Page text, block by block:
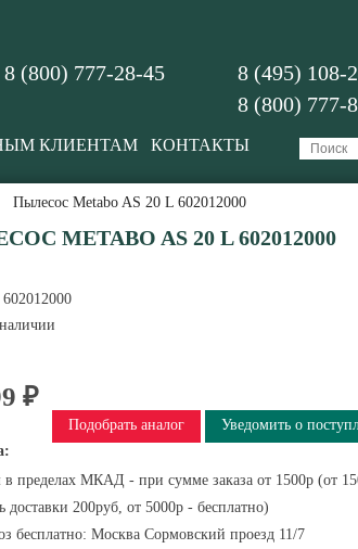
8 (495) 108-
8 (800) 777-
8 (800) 777-28-45
КЛИЕНТАМ КОНТАКТЫ
Пылесос Metabo AS 20 L 602012000
METABO AS 20 L 602012000
602012000
₽
Подобрать аналог
Уведомить о
в пределах МКАД - при сумме заказа от 1500р (от
доставки 200руб, от 5000р - бесплатно)
бесплатно: Москва Сормовский проезд 11/7